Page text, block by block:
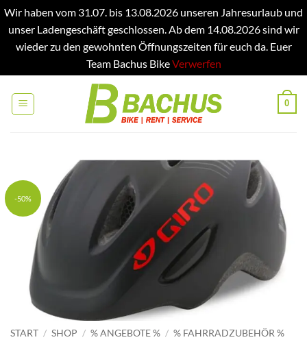
Wir haben vom 31.07. bis 13.08.2026 unseren Jahresurlaub und
unser Ladengeschäft geschlossen. Ab dem 14.08.2026 sind wir
wieder zu den gewohnten Öffnungszeiten für euch da. Euer
Team Bachus BikeVerwerfen
Inhalt
springen
0
-50%
START / SHOP / % ANGEBOTE % / % FAHRRADZUBEHÖR %